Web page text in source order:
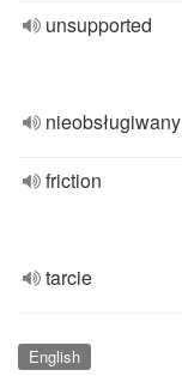
unsupported
nieobsługiwany
friction
tarcie
English